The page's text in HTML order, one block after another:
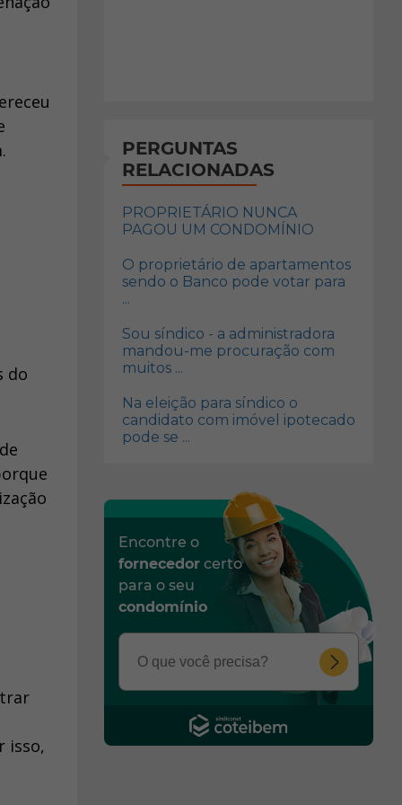
do
isso,
PERGUNTAS
RELACIONADAS
PROPRIETÁRIO NUNCA
PAGOU UM CONDOMÍNIO
O proprietário de apartamentos
sendo o Banco pode votar para
...
Sou síndico - a administradora
mandou-me procuração com
muitos ...
Na eleição para síndico o
candidato com imóvel ipotecado
pode se ...
Encontre o
fornecedor certo
para o seu
condomínio